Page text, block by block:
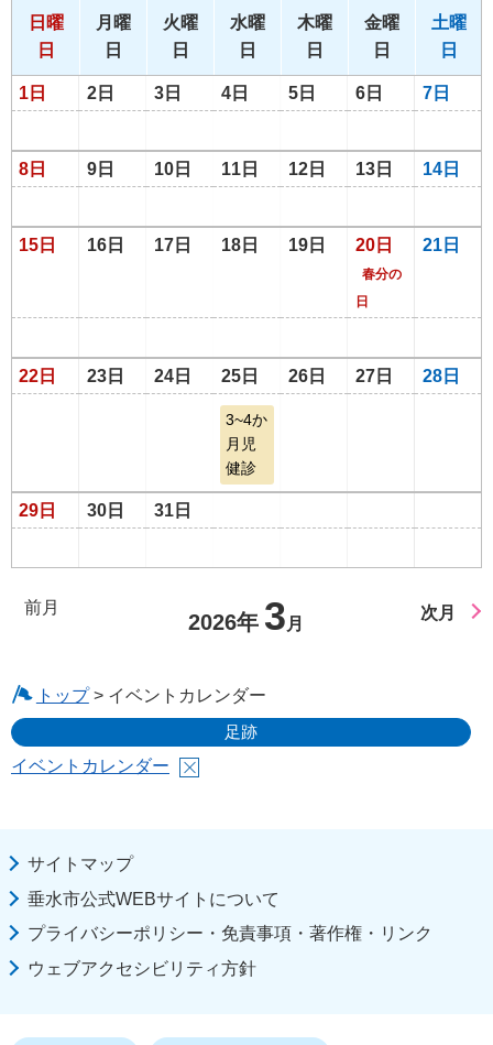
日曜
日
月曜
日
火曜
日
水曜
日
木曜
日
金曜
日
土曜
日
1日 2日 3日 4日 5日 6日 7日
8日 9日 10日 11日 12日 13日 14日
15日 16日 17日 18日 19日 20日
春分の
日
21日
22日 23日 24日 25日 26日 27日 28日
3~4か
月児
健診
29日 30日 31日
前月
2026年 3 月
次月
トップ> イベントカレンダー
足跡
イベントカレンダー
サイトマップ
垂水市公式WEBサイトについて
プライバシーポリシー・免責事項・著作権・リンク
ウェブアクセシビリティ方針